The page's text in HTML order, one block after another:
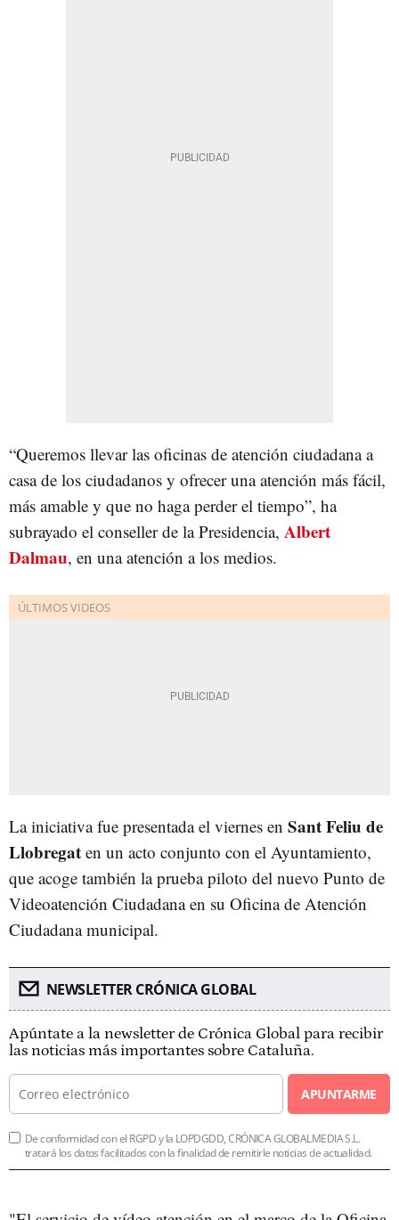
“Queremos llevar las oficinas de atención ciudadana a
casa de los ciudadanos y ofrecer una atención más fácil,
más amable y que no haga perder el tiempo”, ha
subrayado el conseller de la Presidencia, Albert
Dalmau, en una atención a los medios.
La iniciativa fue presentada el viernes en Sant Feliu de
Llobregat en un acto conjunto con el Ayuntamiento,
que acoge también la prueba piloto del nuevo Punto de
Videoatención Ciudadana en su Oficina de Atención
Ciudadana municipal.
NEWSLETTER CRÓNICA GLOBAL
Apúntate a la newsletter de Crónica Global para recibir
las noticias más importantes sobre Cataluña.
APUNTARME
De conformidad con el RGPD y la LOPDGDD, CRÓNICA GLOBALMEDIA S.L.
tratará los datos facilitados con la finalidad de remitirle noticias de actualidad.